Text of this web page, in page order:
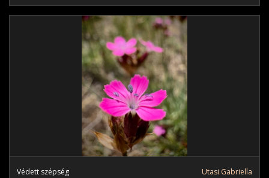
Védett szépség
Utasi Gabriella